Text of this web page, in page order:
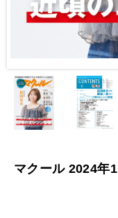
マクール 2024年